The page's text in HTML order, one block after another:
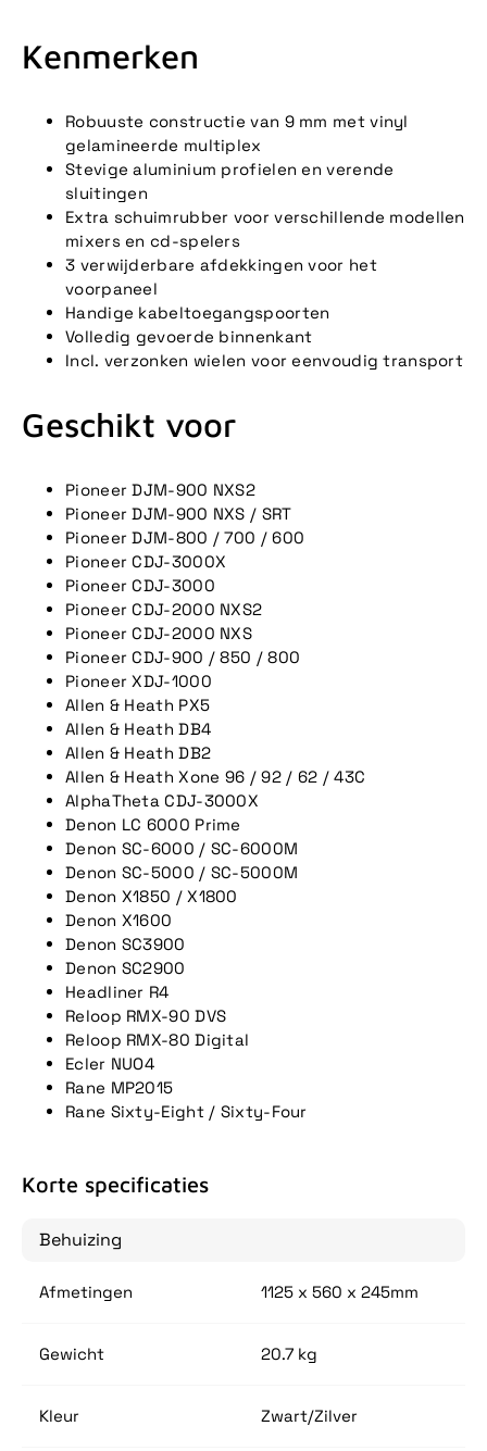
Kenmerken
Robuuste constructie van 9 mm met vinyl
gelamineerde multiplex
Stevige aluminium profielen en verende
sluitingen
Extra schuimrubber voor verschillende modellen
mixers en cd-spelers
3 verwijderbare afdekkingen voor het
voorpaneel
Handige kabeltoegangspoorten
Volledig gevoerde binnenkant
Incl. verzonken wielen voor eenvoudig transport
Geschikt voor
Pioneer DJM-900 NXS2
Pioneer DJM-900 NXS / SRT
Pioneer DJM-800 / 700 / 600
Pioneer CDJ-3000X
Pioneer CDJ-3000
Pioneer CDJ-2000 NXS2
Pioneer CDJ-2000 NXS
Pioneer CDJ-900 / 850 / 800
Pioneer XDJ-1000
Allen & Heath PX5
Allen & Heath DB4
Allen & Heath DB2
Allen & Heath Xone 96 / 92 / 62 / 43C
AlphaTheta CDJ-3000X
Denon LC 6000 Prime
Denon SC-6000 / SC-6000M
Denon SC-5000 / SC-5000M
Denon X1850 / X1800
Denon X1600
Denon SC3900
Denon SC2900
Headliner R4
Reloop RMX-90 DVS
Reloop RMX-80 Digital
Ecler NUO4
Rane MP2015
Rane Sixty-Eight / Sixty-Four
Korte specificaties
Behuizing
Afmetingen 1125 x 560 x 245mm
Gewicht 20.7 kg
Kleur Zwart/Zilver